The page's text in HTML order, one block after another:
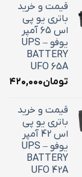
قیمت و خرید
باتری یو پی
اس 65 آمپر
یوفو – UPS
BATTERY
UFO 65A
تومان
قیمت و خرید
باتری یو پی
اس 42 آمپر
یوفو – UPS
BATTERY
UFO 42A